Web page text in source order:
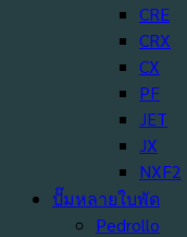
CRE
CRX
CX
PF
JET
JX
NXF2
ปั๊มหลายใบพัด
Pedrollo